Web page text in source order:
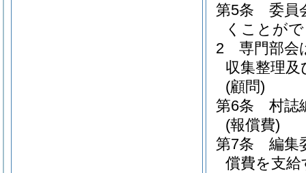
第5条
委員
くことが
2
専門部会
収集整理
(顧問)
第6条
村誌
(報償費)
第7条
編集
償費を支給